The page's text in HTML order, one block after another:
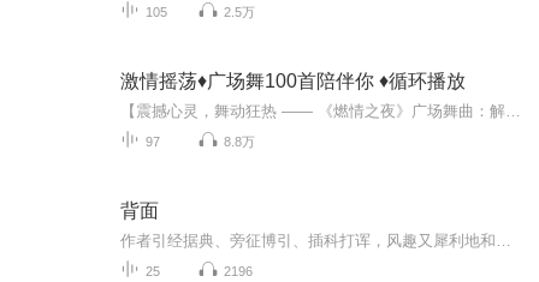
105 2.5万
激情摇荡♦️广场舞100首陪伴你 ♦️循环播放
97 8.8万
背面
25 2196